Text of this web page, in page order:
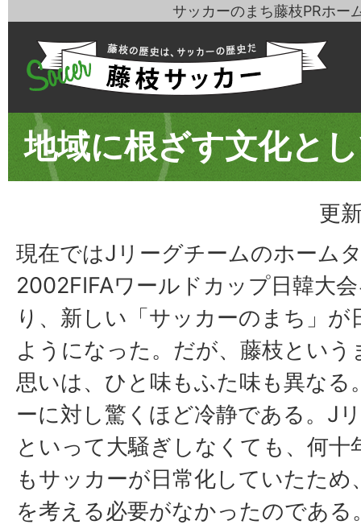
サッカーのまち藤枝PRホー
地域に根ざす文化と
更
現在ではJリーグチームのホーム
2002FIFAワールドカップ日韓大
り、新しい「サッカーのまち」が
ようになった。だが、藤枝とい
思いは、ひと味もふた味も異なる
ーに対し驚くほど冷静である。J
といって大騒ぎしなくても、何
もサッカーが日常化していたた
を考える必要がなかったのであ